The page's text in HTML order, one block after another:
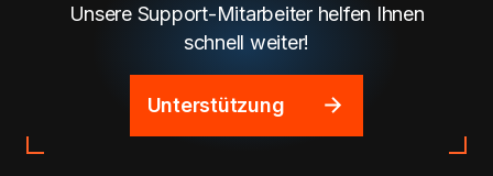
Unsere Support-Mitarbeiter helfen Ihnen
schnell weiter!
Unterstützung